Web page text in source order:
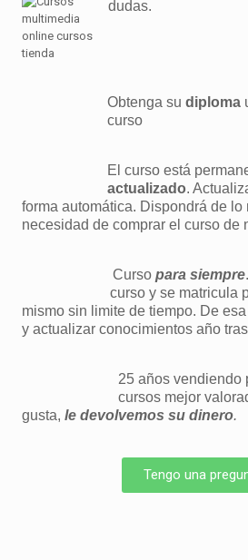
dudas.
Obtenga sudiploma
curso
El curso está
actualizado.
forma automática. Dispondrá de lo
necesidad de comprar el curso de
Cursopara siempre
curso y se matricula
mismo sin limite de tiempo. De
y actualizar conocimientos año
25 años vendiendo
cursos mejor
gusta,le devolvemos su dinero.
Tengo una